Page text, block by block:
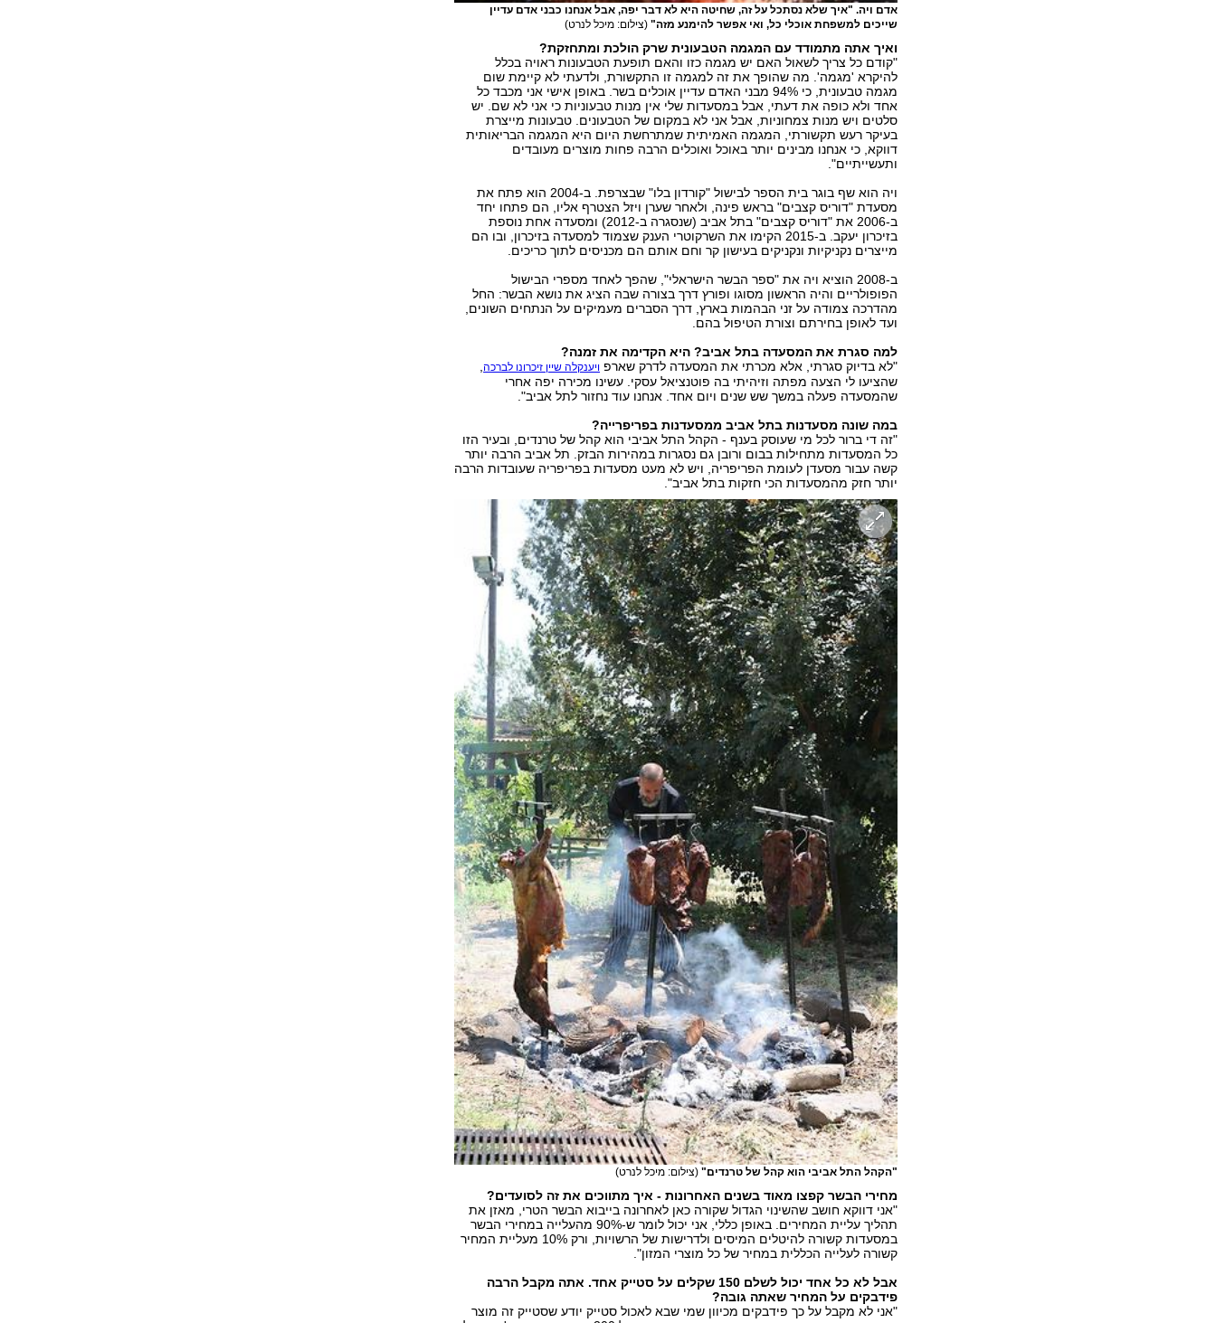
אדם ויה. "איך שלא נסתכל על זה, שחיטה היא לא דבר יפה, אבל אנחנו כבני אדם עדיין
שייכים למשפחת אוכלי כל, ואי אפשר להימנע מזה" (צילום: מיכל לנרט)
ואיך אתה מתמודד עם המגמה הטבעונית שרק הולכת ומתחזקת?
"קודם כל צריך לשאול האם יש מגמה כזו והאם תופעת הטבעונות ראויה בכלל
להיקרא 'מגמה'. מה שהופך את זה למגמה זו התקשורת, ולדעתי לא קיימת שום
מגמה טבעונית, כי 94% מבני האדם עדיין אוכלים בשר. באופן אישי אני מכבד כל
אחד ולא כופה את דעתי, אבל במסעדות שלי אין מנות טבעוניות כי אני לא שם. יש
סלטים ויש מנות צמחוניות, אבל אני לא במקום של הטבעונים. טבעונות מייצרת
בעיקר רעש תקשורתי, המגמה האמיתית שמתרחשת היום היא המגמה הבריאותית
דווקא, כי אנחנו מבינים יותר באוכל ואוכלים הרבה פחות מוצרים מעובדים
ותעשייתיים".
ויה הוא שף בוגר בית הספר לבישול "קורדון בלו" שבצרפת. ב-2004 הוא פתח את
מסעדת "דוריס קצבים" בראש פינה, ולאחר שערן ויזל הצטרף אליו, הם פתחו יחד
ב-2006 את "דוריס קצבים" בתל אביב (שנסגרה ב-2012) ומסעדה אחת נוספת
בזיכרון יעקב. ב-2015 הקימו את השרקוטרי הענק שצמוד למסעדה בזיכרון, ובו הם
מייצרים נקניקיות ונקניקים בעישון קר וחם אותם הם מכניסים לתוך כריכים.
ב-2008 הוציא ויה את "ספר הבשר הישראלי", שהפך לאחד מספרי הבישול
הפופולריים והיה הראשון מסוגו ופורץ דרך בצורה שבה הציג את נושא הבשר: החל
מהדרכה צמודה על זני הבהמות בארץ, דרך הסברים מעמיקים על הנתחים השונים,
ועד לאופן בחירתם וצורת הטיפול בהם.
למה סגרת את המסעדה בתל אביב? היא הקדימה את זמנה?
"לא בדיוק סגרתי, אלא מכרתי את המסעדה לדרק שארפ ויענקלה שיין זיכרונו לברכה,
שהציעו לי הצעה מפתה וזיהיתי בה פוטנציאל עסקי. עשינו מכירה יפה אחרי
שהמסעדה פעלה במשך שש שנים ויום אחד. אנחנו עוד נחזור לתל אביב".
במה שונה מסעדנות בתל אביב ממסעדנות בפריפרייה?
"זה די ברור לכל מי שעוסק בענף - הקהל התל אביבי הוא קהל של טרנדים, ובעיר הזו
כל המסעדות מתחילות בבום ורובן גם נסגרות במהירות הבזק. תל אביב הרבה יותר
קשה עבור מסעדן לעומת הפריפריה, ויש לא מעט מסעדות בפריפריה שעובדות הרבה
יותר חזק מהמסעדות הכי חזקות בתל אביב".
"הקהל התל אביבי הוא קהל של טרנדים" (צילום: מיכל לנרט)
מחירי הבשר קפצו מאוד בשנים האחרונות - איך מתווכים את זה לסועדים?
"אני דווקא חושב שהשינוי הגדול שקורה כאן לאחרונה בייבוא הבשר הטרי, מאזן את
תהליך עליית המחירים. באופן כללי, אני יכול לומר ש-90% מהעלייה במחירי הבשר
במסעדות קשורה להיטלים המיסים ולדרישות של הרשויות, ורק 10% מעליית המחיר
קשורה לעלייה הכללית במחיר של כל מוצרי המזון".
אבל לא כל אחד יכול לשלם 150 שקלים על סטייק אחד. אתה מקבל הרבה
פידבקים על המחיר שאתה גובה?
"אני לא מקבל על כך פידבקים מכיוון שמי שבא לאכול סטייק יודע שסטייק זה מוצר